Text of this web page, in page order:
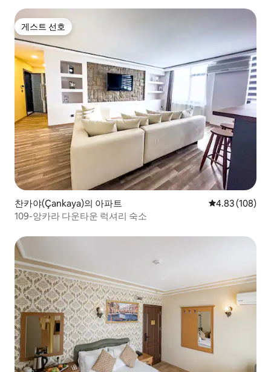
게스트 선호
게스트 선호
찬카야(Çankaya)의 아파트 평점 4.83점(5
4.83 (108)
109-앙카라 다운타운 럭셔리 숙소